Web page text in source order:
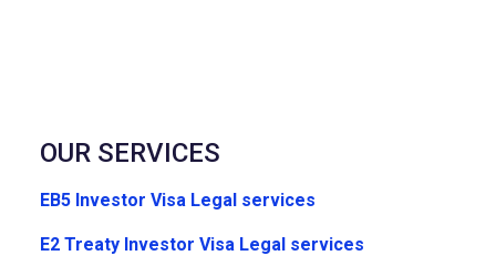
OUR SERVICES
EB5 Investor Visa Legal services
E2 Treaty Investor Visa Legal services